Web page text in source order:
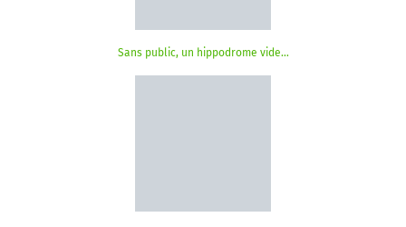
Sans public, un hippodrome vide…